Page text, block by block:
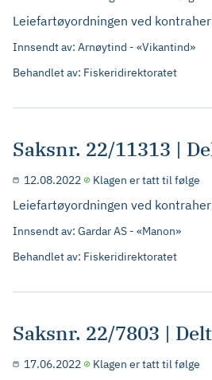
Leiefartøyordningen ved
Innsendt av: Arnøytind - «Vikantind»
Behandlet av: Fiskeridirektoratet
Saksnr. 22/11313 |
12.08.2022 Klagen er tatt til følge
Leiefartøyordningen ved
Innsendt av: Gardar AS - «Manon»
Behandlet av: Fiskeridirektoratet
Saksnr. 22/7803 |
17.06.2022 Klagen er tatt til følge